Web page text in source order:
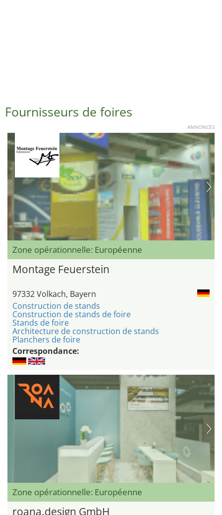
Fournisseurs de foires
ANNONCES
Zone opérationnelle: Européenne
Montage Feuerstein
97332 Volkach, Bayern
Construction de stands
Construction de stands de foire
Stands de foire
Architecture de construction de stands
Planchers de foire
Correspondance:
Zone opérationnelle: Européenne
roana.design GmbH